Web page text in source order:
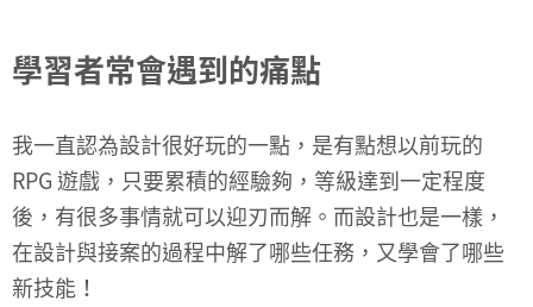
學習者常會遇到的痛點
我一直認為設計很好玩的一點，是有點想以前玩的
RPG 遊戲，只要累積的經驗夠，等級達到一定程度
後，有很多事情就可以迎刃而解。而設計也是一樣，
在設計與接案的過程中解了哪些任務，又學會了哪些
新技能！